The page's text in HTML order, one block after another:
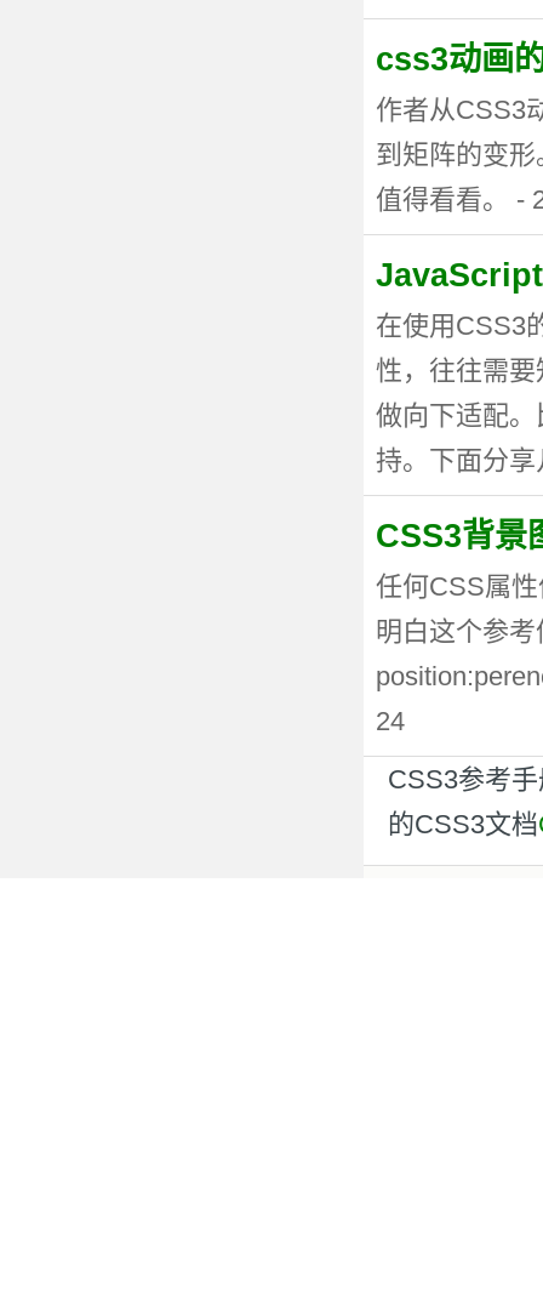
css3动画
作者从CSS3
到矩阵的变
值得看看。 -
JavaScript
在使用CSS3
性，往往需
做向下适配
持。下面分
CSS3背景
任何CSS属
明白这个参
24
CSS3参考
的CSS3文档